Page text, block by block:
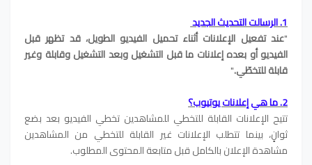
1. الرسالت التحديث الجديد
"عند تفعيل الإعلانات أثناء تحميل الفيديو الطويل، قد تظهر قبل
الفيديو أو بعده إعلانات ما قبل التشغيل وبعد التشغيل وقابلة وغير
قابلة للتخطّي."
2. ما هي إعلانات يوتيوب؟
تتيح الإعلانات القابلة للتخطي للمشاهدين تخطي الفيديو بعد بضع
ثوانٍ، بينما تتطلب الإعلانات غير القابلة للتخطي من المشاهدين
مشاهدة الإعلان بالكامل قبل متابعة المحتوى المطلوب.